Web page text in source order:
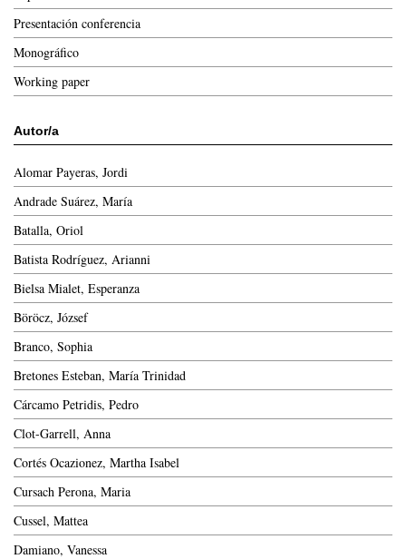
Presentación conferencia
Monográfico
Working paper
Autor/a
Alomar Payeras, Jordi
Andrade Suárez, María
Batalla, Oriol
Batista Rodríguez, Arianni
Bielsa Mialet, Esperanza
Böröcz, József
Branco, Sophia
Bretones Esteban, María Trinidad
Cárcamo Petridis, Pedro
Clot-Garrell, Anna
Cortés Ocazionez, Martha Isabel
Cursach Perona, Maria
Cussel, Mattea
Damiano, Vanessa